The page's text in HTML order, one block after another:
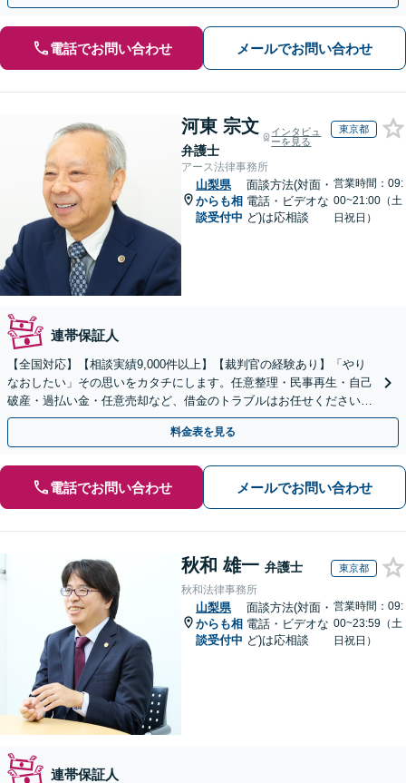
電話でお問い合わせ メールでお問い合わせ
河東 宗文
弁護士
インタビュ
ーを見る
東京都
アース法律事務所
山梨県
からも相
談受付中
面談方法(対面・
電話・ビデオな
ど)は応相談
営業時間：09:
00~21:00（土
日祝日）
連帯保証人
【全国対応】【相談実績9,000件以上】【裁判官の経験あり】「やり
なおしたい」その思いをカタチにします。任意整理・民事再生・自己
破産・過払い金・任意売却など、借金のトラブルはお任せください。
【初回相談無料】【全国対応可能】
料金表を見る
電話でお問い合わせ メールでお問い合わせ
秋和 雄一 弁護士 東京都
秋和法律事務所
山梨県
からも相
談受付中
面談方法(対面・
電話・ビデオな
ど)は応相談
営業時間：09:
00~23:59（土
日祝日）
連帯保証人